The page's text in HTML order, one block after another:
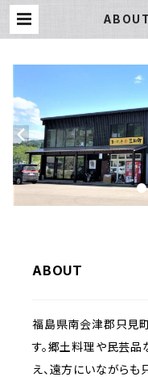
ABOUT
福島県南会津郡只見
す。郷土料理や民芸品
え、遠方にいながら